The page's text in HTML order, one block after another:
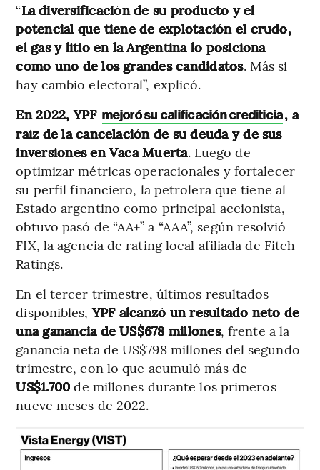
“La diversificación de su producto y el
potencial que tiene de explotación el crudo,
el gas y litio en la Argentina lo posiciona
como uno de los grandes candidatos. Más si
hay cambio electoral”, explicó.
En 2022, YPF mejoró su calificación crediticia, a
raíz de la cancelación de su deuda y de sus
inversiones en Vaca Muerta. Luego de
optimizar métricas operacionales y fortalecer
su perfil financiero, la petrolera que tiene al
Estado argentino como principal accionista,
obtuvo pasó de “AA+” a “AAA”, según resolvió
FIX, la agencia de rating local afiliada de Fitch
Ratings.
En el tercer trimestre, últimos resultados
disponibles,YPF alcanzó un resultado neto de
una ganancia de US$678 millones, frente a la
ganancia neta de US$798 millones del segundo
trimestre, con lo que acumuló más de
US$1.700 de millones durante los primeros
nueve meses de 2022.